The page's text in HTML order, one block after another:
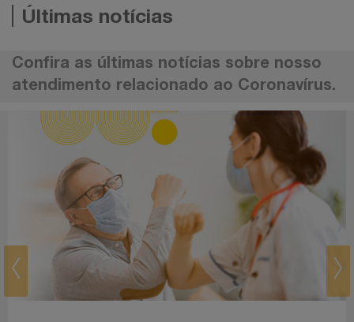
Últimas notícias
Confira as últimas notícias sobre nosso
atendimento relacionado ao Coronavírus.